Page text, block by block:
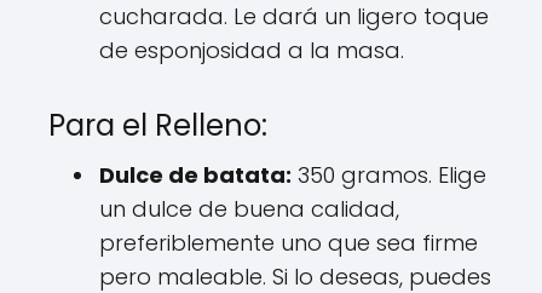
cucharada. Le dará un ligero toque
de esponjosidad a la masa.
Para el Relleno:
Dulce de batata: 350 gramos. Elige
un dulce de buena calidad,
preferiblemente uno que sea firme
pero maleable. Si lo deseas, puedes